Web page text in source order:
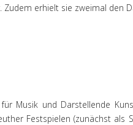
erhielt sie zweimal den
Musik und Darstellende
Festspielen (zunächst als